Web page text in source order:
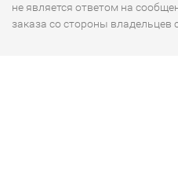
не является ответом на
заказа со стороны владельцев